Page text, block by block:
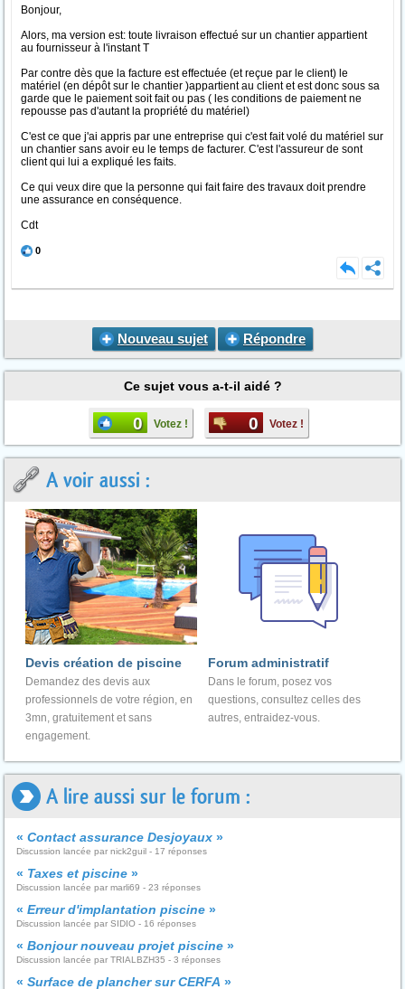
Bonjour,
Alors, ma version est: toute livraison effectué sur un chantier appartient
au fournisseur à l'instant T
Par contre dès que la facture est effectuée (et reçue par le client) le
matériel (en dépôt sur le chantier )appartient au client et est donc sous sa
garde que le paiement soit fait ou pas ( les conditions de paiement ne
repousse pas d'autant la propriété du matériel)
C'est ce que j'ai appris par une entreprise qui c'est fait volé du matériel sur
un chantier sans avoir eu le temps de facturer. C'est l'assureur de sont
client qui lui a expliqué les faits.
Ce qui veux dire que la personne qui fait faire des travaux doit prendre
une assurance en conséquence.
Cdt
0
Nouveau sujet Répondre
Ce sujet vous a-t-il aidé ?
0 Votez ! 0 Votez !
A voir aussi :
Devis création de piscine
Demandez des devis aux
professionnels de votre région, en
3mn, gratuitement et sans
engagement.
Forum administratif
Dans le forum, posez vos
questions, consultez celles des
autres, entraidez-vous.
A lire aussi sur le forum :
« Contact assurance Desjoyaux »
Discussion lancée par nick2guil - 17 réponses
« Taxes et piscine »
Discussion lancée par marli69 - 23 réponses
« Erreur d'implantation piscine »
Discussion lancée par SIDIO - 16 réponses
« Bonjour nouveau projet piscine »
Discussion lancée par TRIALBZH35 - 3 réponses
« Surface de plancher sur CERFA »